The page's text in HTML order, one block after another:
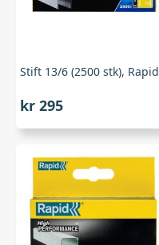
Stift 13/6 (2500 stk), Rapid
kr 295